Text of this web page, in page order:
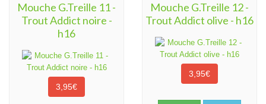
Mouche G.Treille 11 -
Trout Addict noire -
h16
3,95€
Mouche G.Treille 12 -
Trout Addict olive - h16
3,95€